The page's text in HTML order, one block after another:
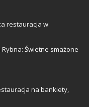
restauracja w
Świetne smażone
na bankiety,